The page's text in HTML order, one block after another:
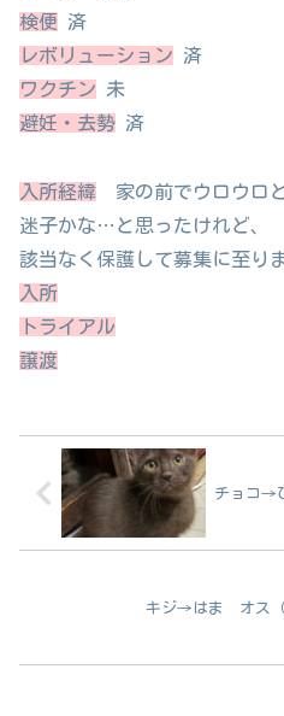
検便 済
レボリューション 済
ワクチン 未
避妊・去勢 済
入所経緯 家の前でウロウロ
迷子かな…と思ったけれど、
該当なく保護して募集に至り
入所
トライアル
譲渡
チョコ→
キジ→はま オス（